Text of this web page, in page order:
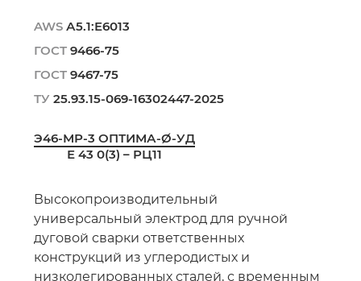
AWSА5.1:Е6013
ГОСТ 9466-75
ГОСТ 9467-75
ТУ 25.93.15-069-16302447-2025
Э46-МР-3 ОПТИМА-Ø-УД
Е 43 0(3) – РЦ11
Высокопроизводительный
универсальный электрод для ручной
дуговой сварки ответственных
конструкций из углеродистых и
низколегированных сталей, с временным